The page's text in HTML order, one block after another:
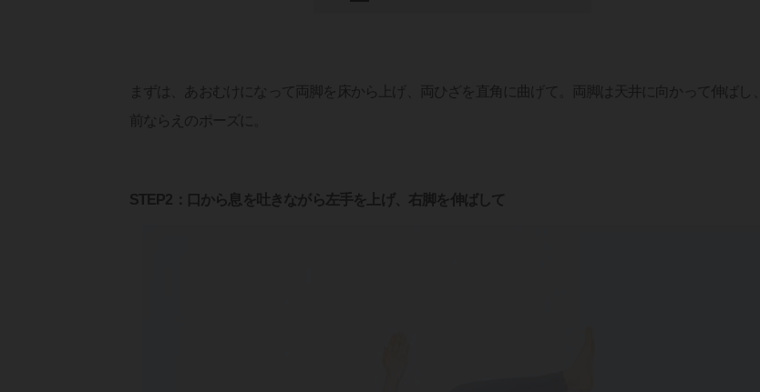
まずは、あおむけになって両脚を床から上げ、両ひざを直角に曲げて。両脚は天井に向かって伸ばし、
前ならえのポーズに。
STEP2：口から息を吐きながら左手を上げ、右脚を伸ばして